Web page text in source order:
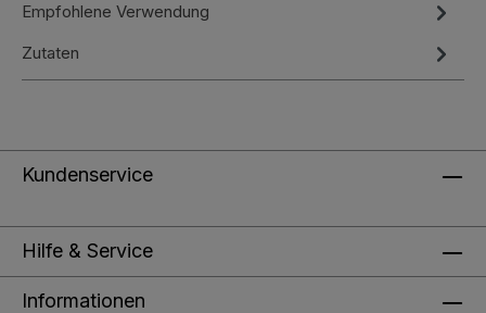
Empfohlene Verwendung
Zutaten
Kundenservice
Hilfe & Service
Informationen